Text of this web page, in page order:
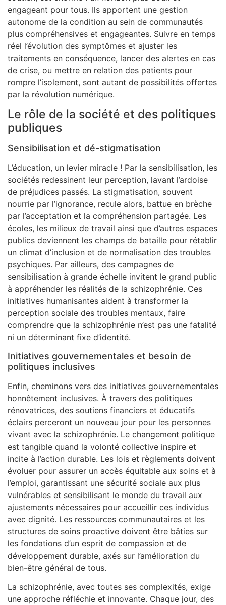
engageant pour tous. Ils apportent une gestion
autonome de la condition au sein de communautés
plus compréhensives et engageantes. Suivre en temps
réel l’évolution des symptômes et ajuster les
traitements en conséquence, lancer des alertes en cas
de crise, ou mettre en relation des patients pour
rompre l’isolement, sont autant de possibilités offertes
par la révolution numérique.
Le rôle de la société et des politiques
publiques
Sensibilisation et dé-stigmatisation
L’éducation, un levier miracle ! Par la sensibilisation, les
sociétés redessinent leur perception, lavant l’ardoise
de préjudices passés. La stigmatisation, souvent
nourrie par l’ignorance, recule alors, battue en brèche
par l’acceptation et la compréhension partagée. Les
écoles, les milieux de travail ainsi que d’autres espaces
publics deviennent les champs de bataille pour rétablir
un climat d’inclusion et de normalisation des troubles
psychiques. Par ailleurs, des campagnes de
sensibilisation à grande échelle invitent le grand public
à appréhender les réalités de la schizophrénie. Ces
initiatives humanisantes aident à transformer la
perception sociale des troubles mentaux, faire
comprendre que la schizophrénie n’est pas une fatalité
ni un déterminant fixe d’identité.
Initiatives gouvernementales et besoin de
politiques inclusives
Enfin, cheminons vers des initiatives gouvernementales
honnêtement inclusives. À travers des politiques
rénovatrices, des soutiens financiers et éducatifs
éclairs perceront un nouveau jour pour les personnes
vivant avec la schizophrénie. Le changement politique
est tangible quand la volonté collective inspire et
incite à l’action durable. Les lois et règlements doivent
évoluer pour assurer un accès équitable aux soins et à
l’emploi, garantissant une sécurité sociale aux plus
vulnérables et sensibilisant le monde du travail aux
ajustements nécessaires pour accueillir ces individus
avec dignité. Les ressources communautaires et les
structures de soins proactive doivent être bâties sur
les fondations d’un esprit de compassion et de
développement durable, axés sur l’amélioration du
bien-être général de tous.
La schizophrénie, avec toutes ses complexités, exige
une approche réfléchie et innovante. Chaque jour, des